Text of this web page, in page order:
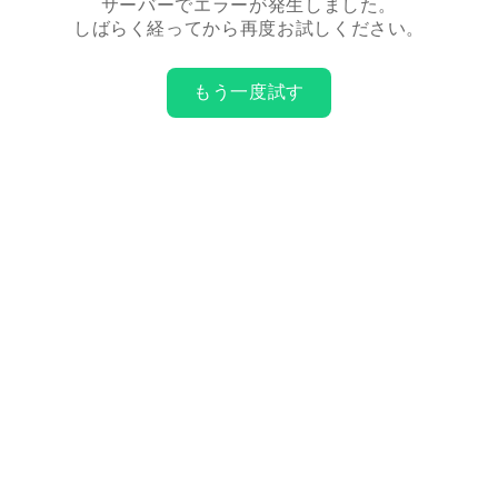
サーバーでエラーが発生しました。
しばらく経ってから再度お試しください。
もう一度試す